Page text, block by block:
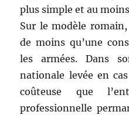
plus simple et au
Sur le modèle
de moins qu’une
les armées. Dans
nationale levée en
coûteuse que
professionnelle